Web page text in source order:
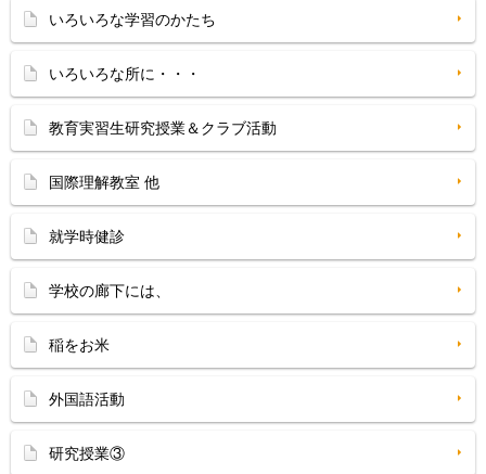
いろいろな学習のかたち
いろいろな所に・・・
教育実習生研究授業＆クラブ活動
国際理解教室 他
就学時健診
学校の廊下には、
稲をお米
外国語活動
研究授業③